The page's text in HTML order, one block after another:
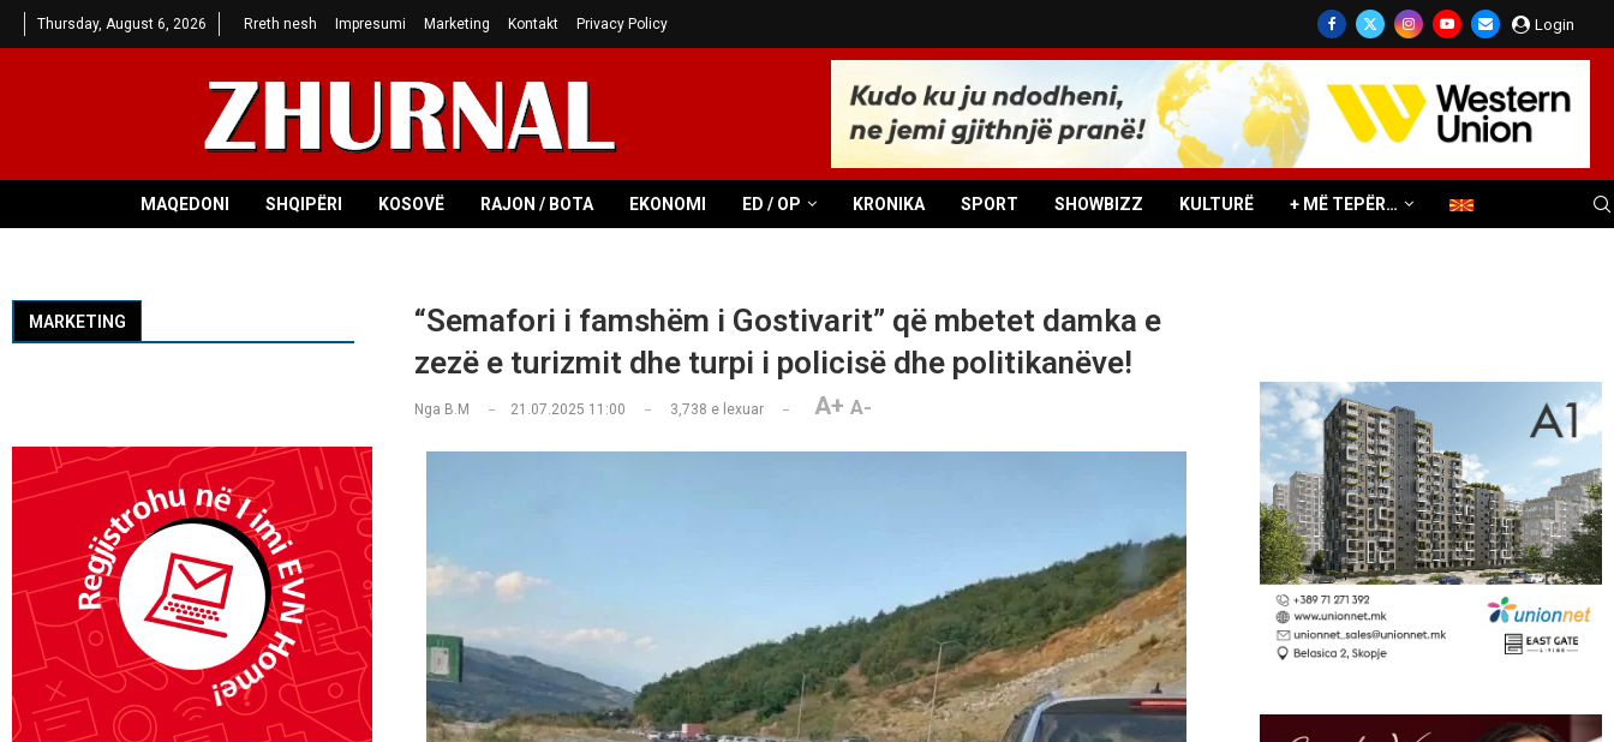
Thursday, August 6, 2026 Rreth nesh Impresumi Marketing Kontakt Privacy Policy Login
MAQEDONI SHQIPËRI KOSOVË RAJON / BOTA EKONOMI ED / OP KRONIKA SPORT SHOWBIZZ KULTURË + MË TEPËR…
“Semafori i famshëm i Gostivarit” që mbetet damka e
zezë e turizmit dhe turpi i policisë dhe politikanëve!
Nga B.M 21.07.2025 11:00 3,738 e lexuar A+ A-
MARKETING